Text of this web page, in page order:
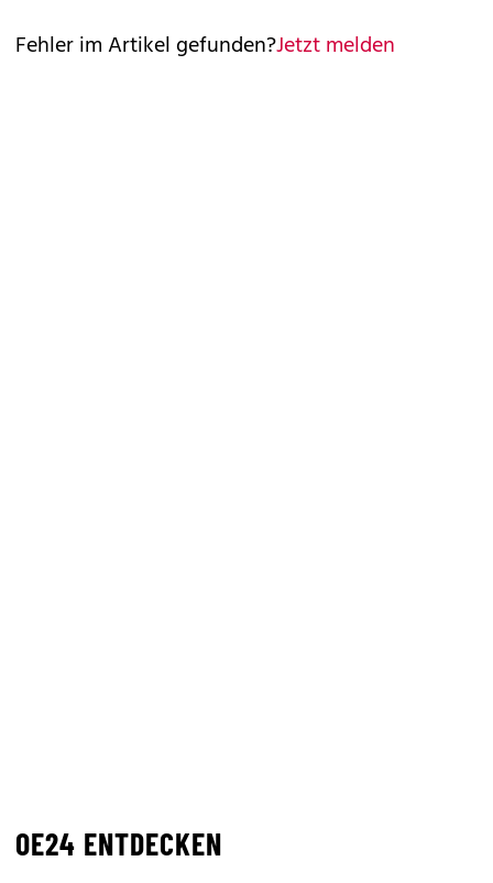
Fehler im Artikel gefunden?Jetzt melden
OE24 ENTDECKEN